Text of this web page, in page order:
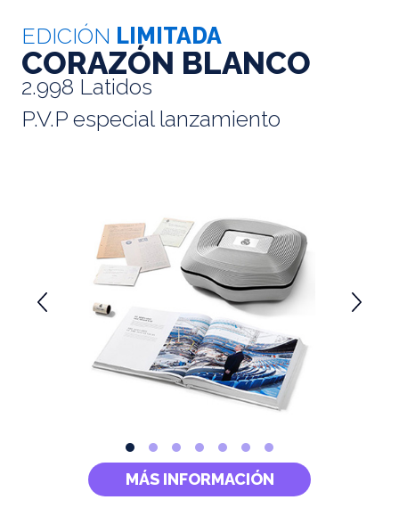
EDICIÓN LIMITADA
CORAZÓN BLANCO
2.998 Latidos
P.V.P especial lanzamiento
MÁS INFORMACIÓN